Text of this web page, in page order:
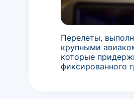
Перелеты,
крупными
которые
фиксированного